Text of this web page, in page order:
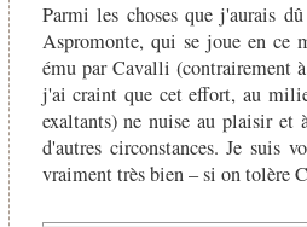
Parmi les choses que j'aurais
Aspromonte, qui se joue en ce
ému par Cavalli (contrairement
j'ai craint que cet effort, au
exaltants) ne nuise au plaisir
d'autres circonstances. Je suis
vraiment très bien – si on tolère